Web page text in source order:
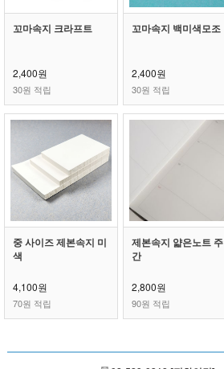
꼬마속지 크라프트
2,400원
30원 적립
꼬마속지 백미색모조
2,400원
30원 적립
중 사이즈 제본속지 미
색
4,100원
70원 적립
제본속지 얇은노트 주
간
2,800원
90원 적립